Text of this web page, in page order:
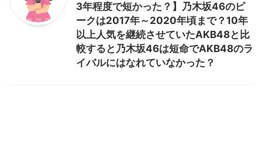
3年程度で短かった？】乃木坂46のピ
ークは2017年～2020年頃まで？10年
以上人気を継続させていたAKB48と比
較すると乃木坂46は短命でAKB48のラ
イバルにはなれていなかった？